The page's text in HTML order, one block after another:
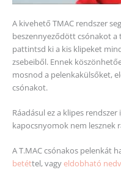
A kivehető TMAC rendszer
beszennyeződött csónakot
pattintsd ki a kis klipeket
zsebeiből. Ennek
mosnod a pelenkakülsőket,
csónakot.
Ráadásul ez a klipes
kapocsnyomok nem lesznek
A T.MAC csónakos pelenkát
betéttel, vagyeldobható